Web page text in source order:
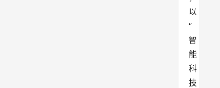
以
“
智
能
科
技